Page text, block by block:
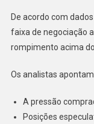
De acordo com
faixa de negociação
rompimento acima
Os analistas
A pressão
Posições